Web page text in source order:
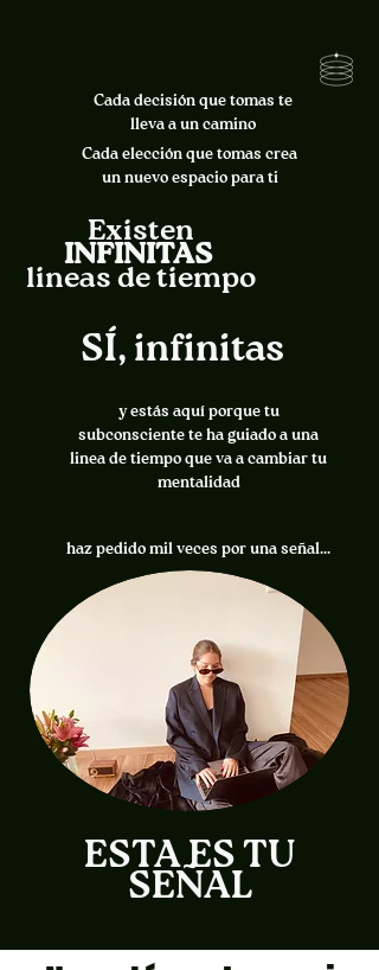
Cada decisión que tomas te
lleva a un camino
Cada elección que tomas crea
un nuevo espacio para ti
Existen
INFINITAS
lineas de tiempo
SÍ, infinitas
y estás aquí porque tu
subconsciente te ha guiado a una
linea de tiempo que va a cambiar tu
mentalidad
haz pedido mil veces por una señal...
ESTA ES TU
SEÑAL